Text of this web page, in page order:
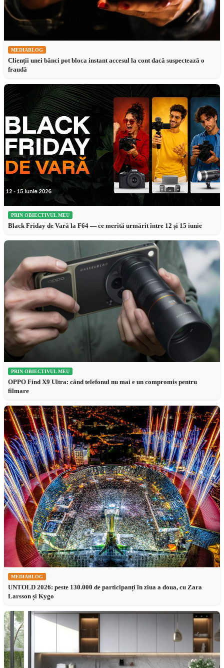
MEDIABLOG
Clienții unei bănci pot bloca instant accesul la cont dacă suspectează o
fraudă
PRIN OBIECTIVUL MEU
Black Friday de Vară la F64 — ce merită urmărit între 12 și 15 iunie
PRIN OBIECTIVUL MEU
OPPO Find X9 Ultra: când telefonul nu mai e un compromis pentru
filmare
MEDIABLOG
UNTOLD 2026: peste 130.000 de participanți în ziua a doua, cu Zara
Larsson și Kygo